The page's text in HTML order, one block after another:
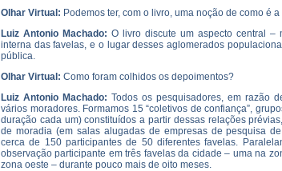
Olhar Virtual: Podemos ter, com o livro, uma noção de como é
Luiz Antonio Machado: O livro discute um aspecto central –
interna das favelas, e o lugar desses aglomerados
pública.
Olhar Virtual: Como foram colhidos os depoimentos?
Luiz Antonio Machado: Todos os pesquisadores, em razão
vários moradores. Formamos 15 “coletivos de confiança”,
duração cada um) constituídos a partir dessas relações
de moradia (em salas alugadas de empresas de pesquisa
cerca de 150 participantes de 50 diferentes favelas.
observação participante em três favelas da cidade – uma na
zona oeste – durante pouco mais de oito meses.